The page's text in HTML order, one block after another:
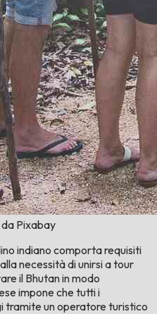
Pixabay
indiano comporta requisiti
necessità di unirsi a tour
il Bhutan in modo
impone che tutti i
tramite un operatore turistico